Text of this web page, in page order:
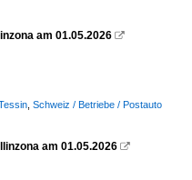
am 01.05.2026 
Schweiz / Betriebe / Postauto
am 01.05.2026 